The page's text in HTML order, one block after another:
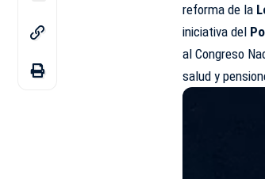
reforma de la
iniciativa del
al Congreso
salud y